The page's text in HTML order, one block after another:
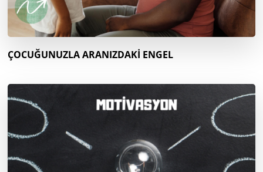
ÇOCUĞUNUZLA ARANIZDAKİ ENGEL